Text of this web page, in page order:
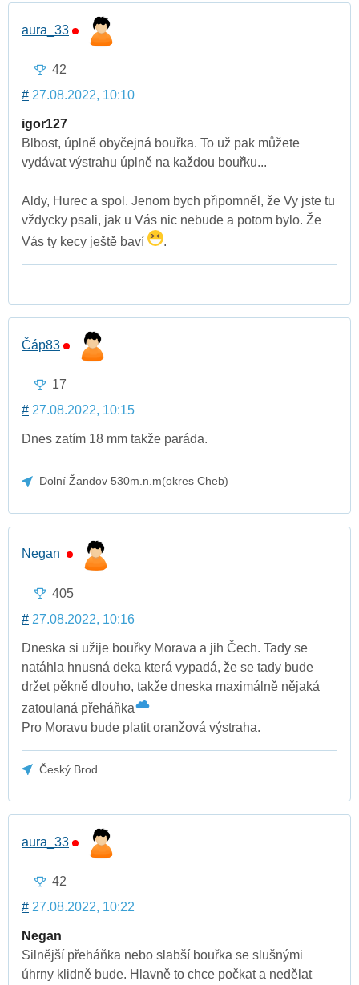
aura_33
42
# 27.08.2022, 10:10
igor127
Blbost, úplně obyčejná bouřka. To už pak můžete
vydávat výstrahu úplně na každou bouřku...
Aldy, Hurec a spol. Jenom bych připomněl, že Vy jste tu
vždycky psali, jak u Vás nic nebude a potom bylo. Že
Vás ty kecy ještě baví
.
Čáp83
17
# 27.08.2022, 10:15
Dnes zatím 18 mm takže paráda.
Dolní Žandov 530m.n.m(okres Cheb)
Negan
405
# 27.08.2022, 10:16
Dneska si užije bouřky Morava a jih Čech. Tady se
natáhla hnusná deka která vypadá, že se tady bude
držet pěkně dlouho, takže dneska maximálně nějaká
zatoulaná přeháňka
Pro Moravu bude platit oranžová výstraha.
Český Brod
aura_33
42
# 27.08.2022, 10:22
Negan
Silnější přeháňka nebo slabší bouřka se slušnými
úhrny klidně bude. Hlavně to chce počkat a nedělat